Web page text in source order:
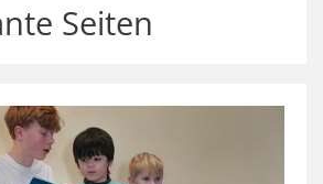
Seiten